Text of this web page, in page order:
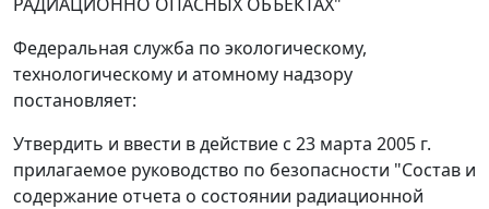
Федеральная служба по экологическому,
технологическому и атомному надзору
постановляет:
Утвердить и ввести в действие с 23 марта 2005 г.
прилагаемое руководство по безопасности "Состав и
содержание отчета о состоянии радиационной